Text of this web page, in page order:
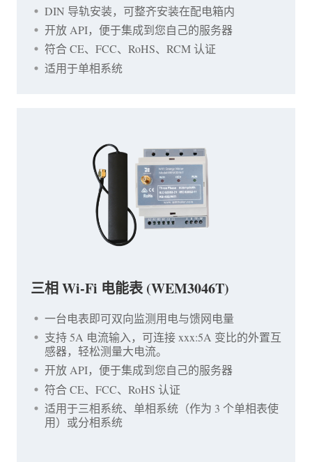
DIN 导轨安装，可整齐安装在配电箱内
开放 API，便于集成到您自己的服务器
符合 CE、FCC、RoHS、RCM 认证
适用于单相系统
三相 Wi-Fi 电能表 (WEM3046T)
一台电表即可双向监测用电与馈网电量
支持 5A 电流输入，可连接 xxx:5A 变比的外置互
感器，轻松测量大电流。
开放 API，便于集成到您自己的服务器
符合 CE、FCC、RoHS 认证
适用于三相系统、单相系统（作为 3 个单相表使
用）或分相系统